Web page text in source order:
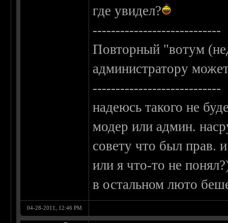
где увидел?
----------------------------
Повторный "вотум
администратору
----------------------------
надеюсь такого не
модер или админ.
совету что был прав.
или я что-то не
в остальном люто
04-28-2011, 12:46 PM